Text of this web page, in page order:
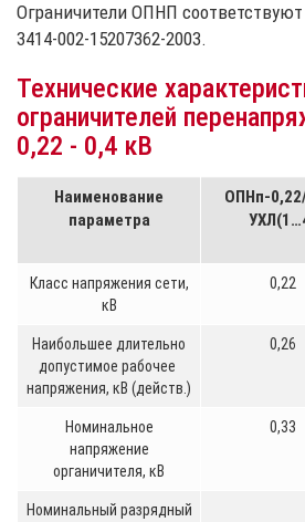
Ограничители ОПНП
3414-002-15207362-2003.
Технические
ограничителей
0,22 - 0,4 кВ
Наименование
параметра
ОПНп-
Класс напряжения сети,
кВ
0,22
Наибольшее длительно
допустимое рабочее
напряжения, кВ (действ.)
0,26
Номинальное
напряжение
органичителя, кВ
0,33
Номинальный разрядный